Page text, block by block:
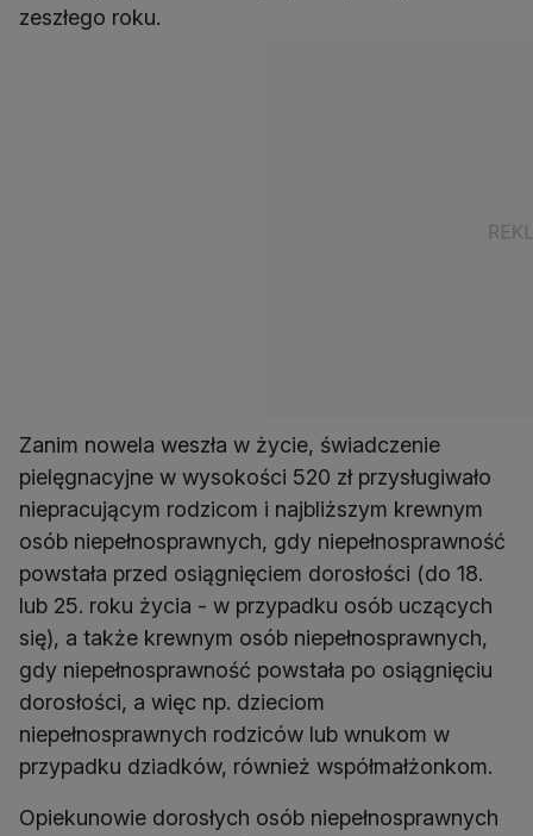
zeszłego roku.
Zanim nowela weszła w życie, świadczenie
pielęgnacyjne w wysokości 520 zł przysługiwało
niepracującym rodzicom i najbliższym krewnym
osób niepełnosprawnych, gdy niepełnosprawność
powstała przed osiągnięciem dorosłości (do 18.
lub 25. roku życia - w przypadku osób uczących
się), a także krewnym osób niepełnosprawnych,
gdy niepełnosprawność powstała po osiągnięciu
dorosłości, a więc np. dzieciom
niepełnosprawnych rodziców lub wnukom w
przypadku dziadków, również współmałżonkom.
Opiekunowie dorosłych osób niepełnosprawnych